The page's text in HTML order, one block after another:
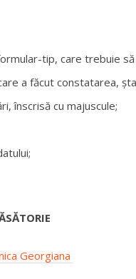
tip, care trebuie
a făcut constatarea,
înscrisă cu majuscule;
Georgiana